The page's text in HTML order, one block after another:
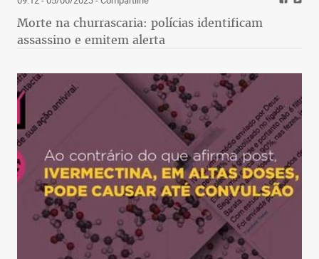
Morte na churrascaria: polícias identificam
assassino e emitem alerta